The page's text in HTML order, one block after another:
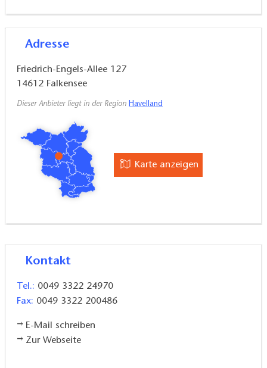
Adresse
Friedrich-Engels-Allee 127
14612 Falkensee
Dieser Anbieter liegt in der Region Havelland
Karte anzeigen
Kontakt
Tel.: 0049 3322 24970
Fax: 0049 3322 200486
E-Mail schreiben
Zur Webseite